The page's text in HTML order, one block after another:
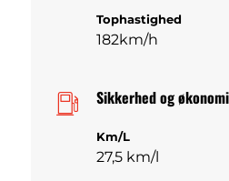
Tophastighed
182km/h
Sikkerhed og økonomi
Km/L
27,5 km/l